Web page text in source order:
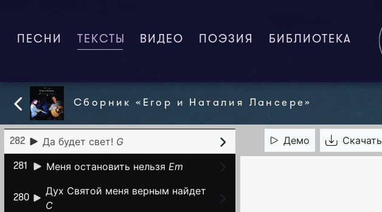
ПЕСНИ ТЕКСТЫ (CURRENT)
ВИДЕО ПОЭЗИЯ БИБЛИОТЕКА
Сборник «Егор и Наталия Лансере»
286 Взыщи меня Dm
Отведи меня на Голгофу
Пропасть
282 Да будет свет! G
281 Меня остановить нельзя Em
280
Дух Святой меня верным найдет
C
Демо Скачать